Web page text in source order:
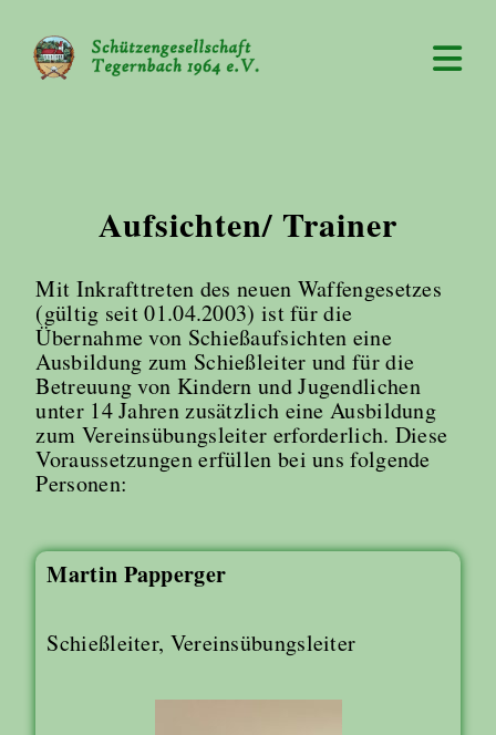
Aufsichten/ Trainer
Mit Inkrafttreten des neuen Waffengesetzes
(gültig seit 01.04.2003) ist für die
Übernahme von Schießaufsichten eine
Ausbildung zum Schießleiter und für die
Betreuung von Kindern und Jugendlichen
unter 14 Jahren zusätzlich eine Ausbildung
zum Vereinsübungsleiter erforderlich. Diese
Voraussetzungen erfüllen bei uns folgende
Personen:
Martin Papperger
Schießleiter, Vereinsübungsleiter